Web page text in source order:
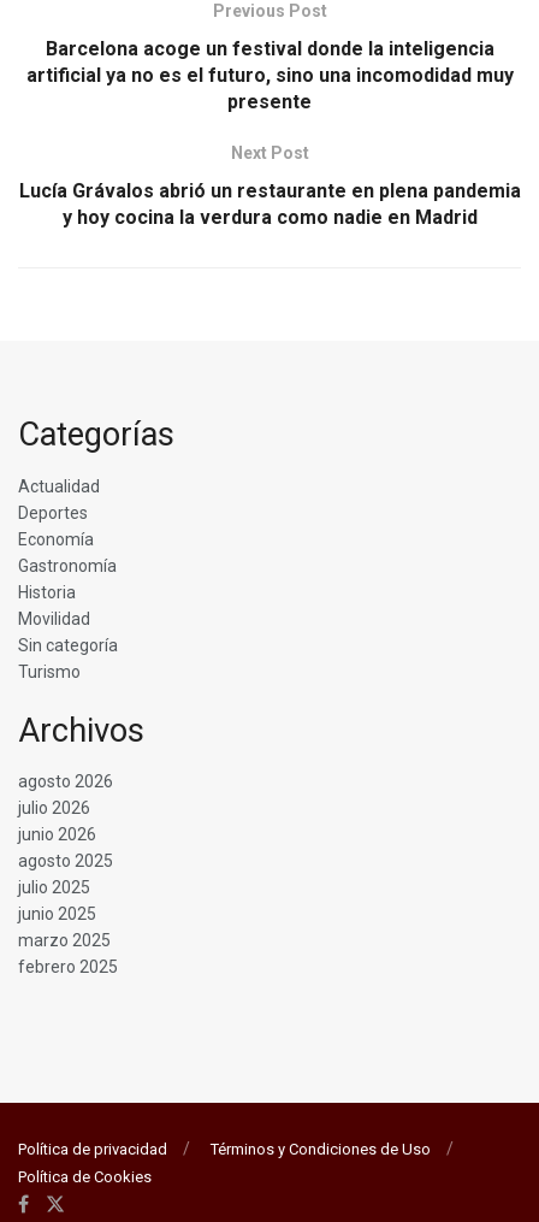
Previous Post
Barcelona acoge un festival donde la inteligencia
artificial ya no es el futuro, sino una incomodidad muy
presente
Next Post
Lucía Grávalos abrió un restaurante en plena pandemia
y hoy cocina la verdura como nadie en Madrid
Categorías
Actualidad
Deportes
Economía
Gastronomía
Historia
Movilidad
Sin categoría
Turismo
Archivos
agosto 2026
julio 2026
junio 2026
agosto 2025
julio 2025
junio 2025
marzo 2025
febrero 2025
Política de privacidad
Términos y Condiciones de Uso
Política de Cookies